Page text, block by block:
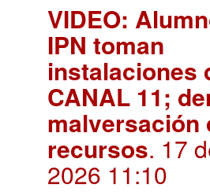
VIDEO:
IPN toman
instalaciones
CANAL 11;
malversación
recursos. 17
2026 11:10